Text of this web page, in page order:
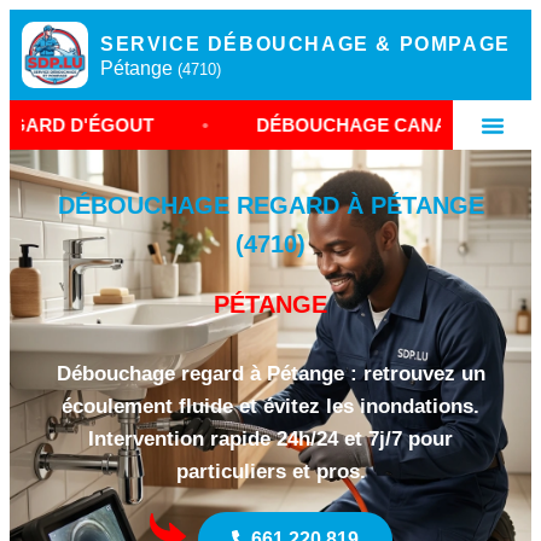
SERVICE DÉBOUCHAGE & POMPAGE
Pétange (4710)
• DÉBOUCHAGE CANALISATION PÉTANGE
DÉBOUCHAGE REGARD À PÉTANGE
(4710)
PÉTANGE
Débouchage regard à Pétange : retrouvez un
écoulement fluide et évitez les inondations.
Intervention rapide 24h/24 et 7j/7 pour
particuliers et pros.